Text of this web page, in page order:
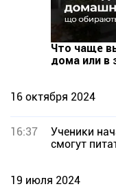
Что чаще
дома или в
16 октября 2024
16:37
Ученики
смогут
19 июля 2024